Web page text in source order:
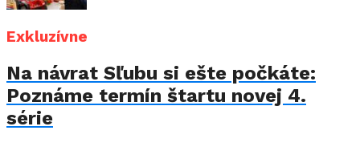
Exkluzívne
Na návrat Sľubu si ešte počkáte:
Poznáme termín štartu novej 4.
série